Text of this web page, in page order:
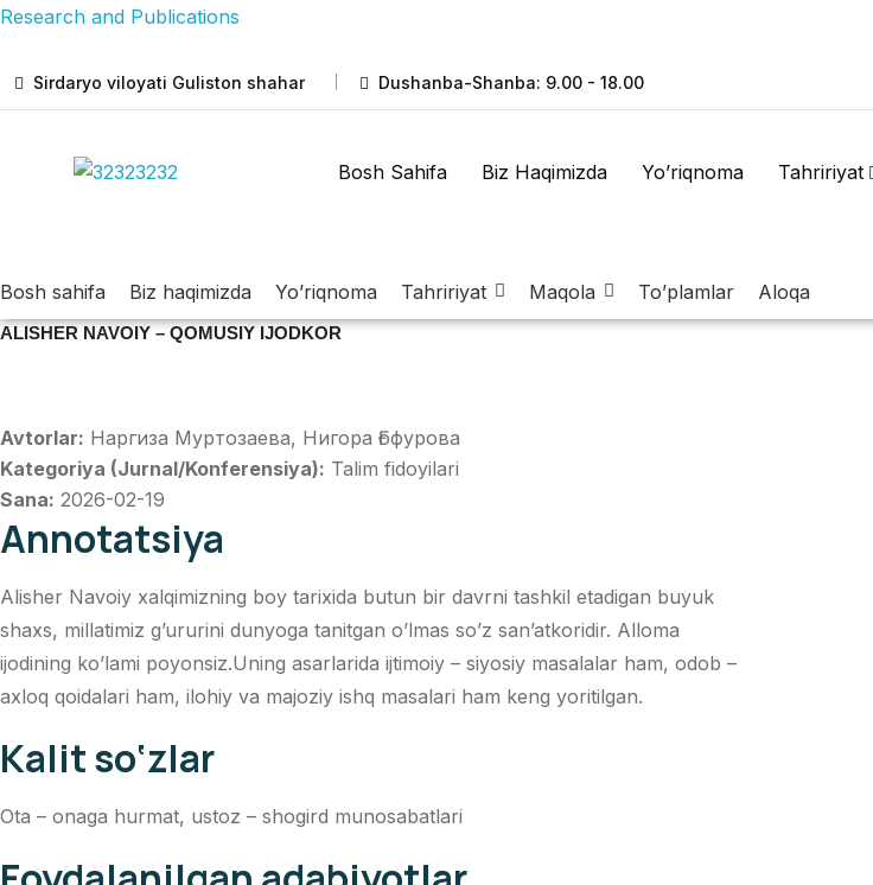
Research and Publications
Sirdaryo viloyati Guliston shahar Dushanba-Shanba: 9.00 - 18.00
Bosh Sahifa Biz Haqimizda Yo’riqnoma Tahririyat
Bosh sahifa Biz haqimizda Yo’riqnoma Tahririyat Maqola To’plamlar Aloqa
ALISHER NAVOIY – QOMUSIY IJODKOR
Avtorlar: Наргиза Муртозаева, Нигора Ғофурова
Kategoriya (Jurnal/Konferensiya): Talim fidoyilari
Sana: 2026-02-19
Annotatsiya
Alisher Navoiy xalqimizning boy tarixida butun bir davrni tashkil etadigan buyuk
shaxs, millatimiz g’ururini dunyoga tanitgan o’lmas so’z san’atkoridir. Alloma
ijodining ko’lami poyonsiz.Uning asarlarida ijtimoiy – siyosiy masalalar ham, odob –
axloq qoidalari ham, ilohiy va majoziy ishq masalari ham keng yoritilgan.
Kalit so‘zlar
Ota – onaga hurmat, ustoz – shogird munosabatlari